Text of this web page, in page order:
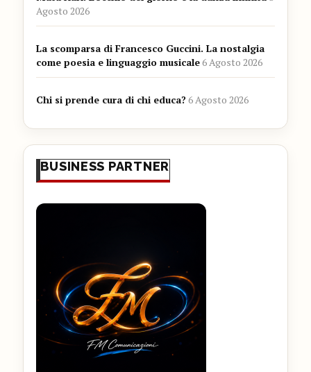
Agosto 2026
La scomparsa di Francesco Guccini. La nostalgia
come poesia e linguaggio musicale6 Agosto 2026
Chi si prende cura di chi educa?6 Agosto 2026
BUSINESS PARTNER